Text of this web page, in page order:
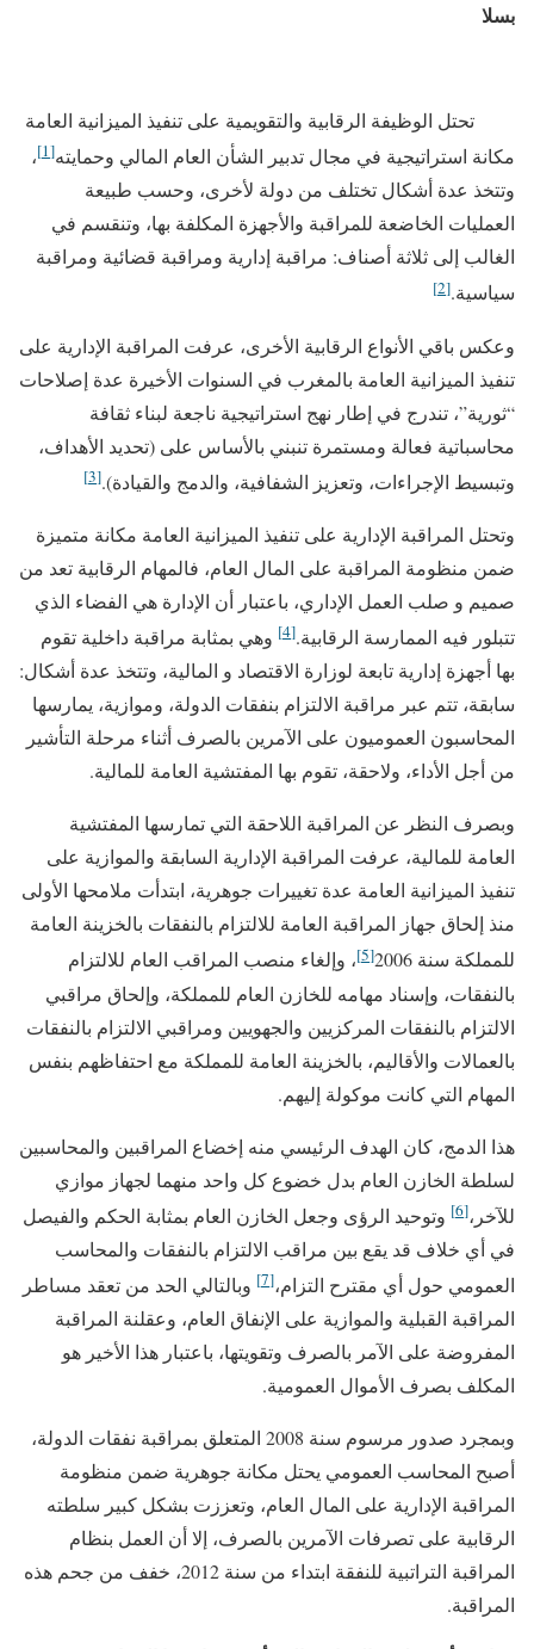
بسلا
تحتل الوظيفة الرقابية والتقويمية على تنفيذ الميزانية العامة
مكانة استراتيجية في مجال تدبير الشأن العام المالي وحمايته[1]
،
وتتخذ عدة أشكال تختلف من دولة لأخرى، وحسب طبيعة
العمليات الخاضعة للمراقبة والأجهزة المكلفة بها، وتنقسم في
الغالب إلى ثلاثة أصناف: مراقبة إدارية ومراقبة قضائية ومراقبة
سياسية.[2]
وعكس باقي الأنواع الرقابية الأخرى، عرفت المراقبة الإدارية على
تنفيذ الميزانية العامة بالمغرب في السنوات الأخيرة عدة إصلاحات
“ثورية”، تندرج في إطار نهج استراتيجية ناجعة لبناء ثقافة
محاسباتية فعالة ومستمرة تنبني بالأساس على (تحديد الأهداف،
وتبسيط الإجراءات، وتعزيز الشفافية، والدمج والقيادة).[3]
وتحتل المراقبة الإدارية على تنفيذ الميزانية العامة مكانة متميزة
ضمن منظومة المراقبة على المال العام، فالمهام الرقابية تعد من
صميم و صلب العمل الإداري، باعتبار أن الإدارة هي الفضاء الذي
تتبلور فيه الممارسة الرقابية.[4]
وهي بمثابة مراقبة داخلية تقوم
بها أجهزة إدارية تابعة لوزارة الاقتصاد و المالية، وتتخذ عدة أشكال:
سابقة، تتم عبر مراقبة الالتزام بنفقات الدولة، وموازية، يمارسها
المحاسبون العموميون على الآمرين بالصرف أثناء مرحلة التأشير
من أجل الأداء، ولاحقة، تقوم بها المفتشية العامة للمالية.
وبصرف النظر عن المراقبة اللاحقة التي تمارسها المفتشية
العامة للمالية، عرفت المراقبة الإدارية السابقة والموازية على
تنفيذ الميزانية العامة عدة تغييرات جوهرية، ابتدأت ملامحها الأولى
منذ إلحاق جهاز المراقبة العامة للالتزام بالنفقات بالخزينة العامة
للمملكة سنة 2006
[5]
، وإلغاء منصب المراقب العام للالتزام
بالنفقات، وإسناد مهامه للخازن العام للمملكة، وإلحاق مراقبي
الالتزام بالنفقات المركزيين والجهويين ومراقبي الالتزام بالنفقات
بالعمالات والأقاليم، بالخزينة العامة للمملكة مع احتفاظهم بنفس
المهام التي كانت موكولة إليهم.
هذا الدمج، كان الهدف الرئيسي منه إخضاع المراقبين والمحاسبين
لسلطة الخازن العام بدل خضوع كل واحد منهما لجهاز موازي
للآخر،[6]
وتوحيد الرؤى وجعل الخازن العام بمثابة الحكم والفيصل
في أي خلاف قد يقع بين مراقب الالتزام بالنفقات والمحاسب
العمومي حول أي مقترح التزام،[7]
وبالتالي الحد من تعقد مساطر
المراقبة القبلية والموازية على الإنفاق العام، وعقلنة المراقبة
المفروضة على الآمر بالصرف وتقويتها، باعتبار هذا الأخير هو
المكلف بصرف الأموال العمومية.
وبمجرد صدور مرسوم سنة 2008 المتعلق بمراقبة نفقات الدولة،
أصبح المحاسب العمومي يحتل مكانة جوهرية ضمن منظومة
المراقبة الإدارية على المال العام، وتعززت بشكل كبير سلطته
الرقابية على تصرفات الآمرين بالصرف، إلا أن العمل بنظام
المراقبة التراتبية للنفقة ابتداء من سنة 2012، خفف من جحم هذه
المراقبة.